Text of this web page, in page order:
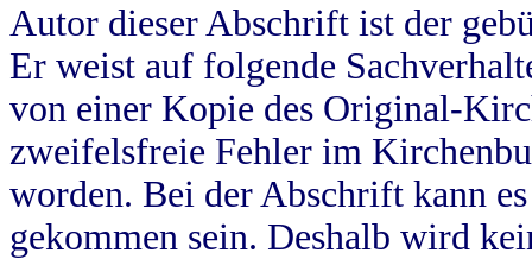
Autor dieser Abschrift ist der
Er weist auf folgende
von einer Kopie des Original-
zweifelsfreie Fehler im
worden. Bei der Abschrift kann
gekommen sein. Deshalb wird